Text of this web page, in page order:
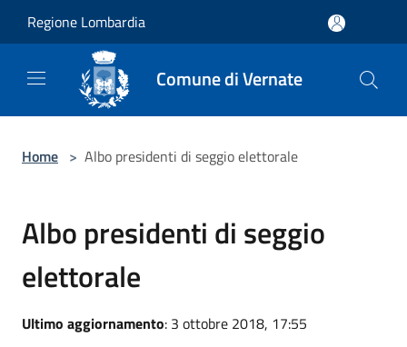
Regione Lombardia
Comune di Vernate
Home > Albo presidenti di seggio elettorale
Albo presidenti di seggio
elettorale
Ultimo aggiornamento: 3 ottobre 2018, 17:55